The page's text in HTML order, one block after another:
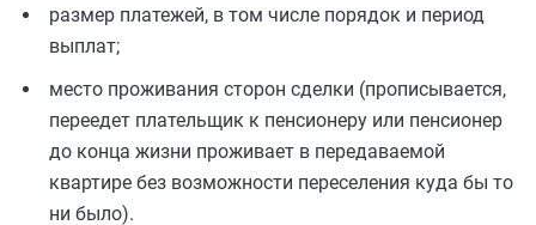
размер платежей, в том числе порядок и период
выплат;
место проживания сторон сделки (прописывается,
переедет плательщик к пенсионеру или пенсионер
до конца жизни проживает в передаваемой
квартире без возможности переселения куда бы то
ни было).